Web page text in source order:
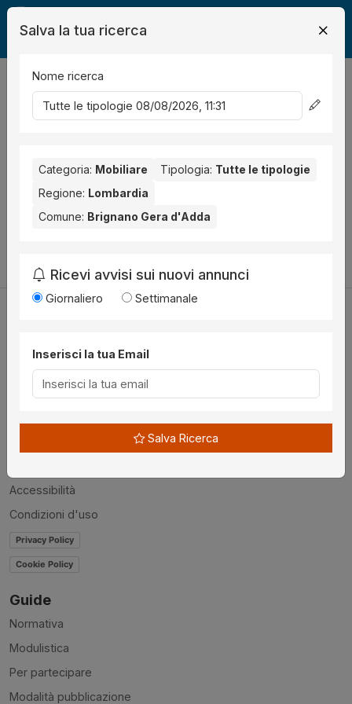
Legalmente Mobili
risultati Ordina per
d'Adda. Nessun risultato per la Provincia selezionata:
Bergamo
Prova a modificare i parametri di ricerca:
Utilità
Chi siamo
Accessibilità
Condizioni d'uso
Privacy Policy
Cookie Policy
Guide
Normativa
Modulistica
Per partecipare
Modalità pubblicazione
Salva la tua ricerca
Nome ricerca
Categoria: Mobiliare Tipologia: Tutte le tipologie
Regione: Lombardia
Comune: Brignano Gera d'Adda
Ricevi avvisi sui nuovi annunci
Giornaliero Settimanale
Inserisci la tua Email
Salva Ricerca